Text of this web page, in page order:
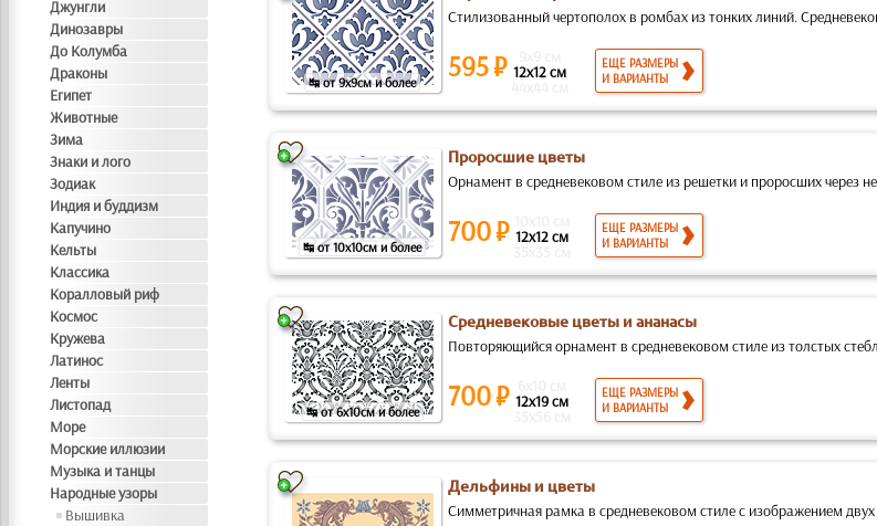
Джунгли
Динозавры
До Колумба
Драконы
Египет
Животные
Зима
Знаки и лого
Зодиак
Индия и буддизм
Капучино
Кельты
Классика
Коралловый риф
Космос
Кружева
Латинос
Ленты
Листопад
Море
Морские иллюзии
Музыка и танцы
Народные узоры
Вышивка
↹ от 9x9см и более
Стилизованный чертополох в ромбах из тонких линий.
595 ₽ 12x12 см
ЕЩЕ РАЗМЕРЫ
И ВАРИАНТЫ
↹ от 10x10см и более
Проросшие цветы
Орнамент в средневековом стиле из решетки и проросших через
700 ₽ 12x12 см
ЕЩЕ РАЗМЕРЫ
И ВАРИАНТЫ
↹ от 6x10см и более
Средневековые цветы и ананасы
Повторяющийся орнамент в средневековом стиле из толстых
700 ₽ 12x19 см
ЕЩЕ РАЗМЕРЫ
И ВАРИАНТЫ
Дельфины и цветы
Симметричная рамка в средневековом стиле с изображением